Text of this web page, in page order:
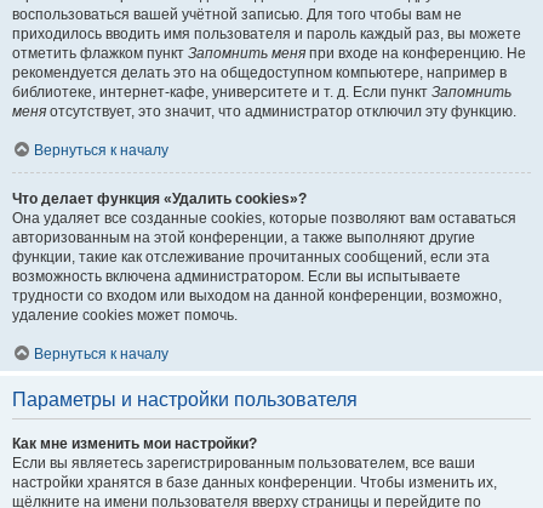
воспользоваться вашей учётной записью. Для того чтобы вам не
приходилось вводить имя пользователя и пароль каждый раз, вы можете
отметить флажком пункт Запомнить меня при входе на конференцию. Не
рекомендуется делать это на общедоступном компьютере, например в
библиотеке, интернет-кафе, университете и т. д. Если пункт Запомнить
меня отсутствует, это значит, что администратор отключил эту функцию.
Вернуться к началу
Что делает функция «Удалить cookies»?
Она удаляет все созданные cookies, которые позволяют вам оставаться
авторизованным на этой конференции, а также выполняют другие
функции, такие как отслеживание прочитанных сообщений, если эта
возможность включена администратором. Если вы испытываете
трудности со входом или выходом на данной конференции, возможно,
удаление cookies может помочь.
Вернуться к началу
Параметры и настройки пользователя
Как мне изменить мои настройки?
Если вы являетесь зарегистрированным пользователем, все ваши
настройки хранятся в базе данных конференции. Чтобы изменить их,
щёлкните на имени пользователя вверху страницы и перейдите по